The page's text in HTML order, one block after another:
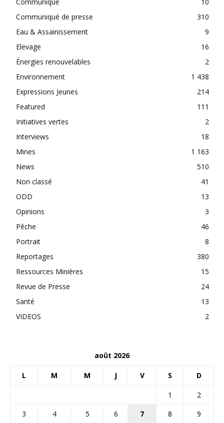
Communiqué de presse
310
Eau & Assainissement
9
Elevage
16
Énergies renouvelables
2
Environnement
1 438
Expressions Jeunes
214
Featured
111
Initiatives vertes
2
Interviews
18
Mines
1 163
News
510
Non classé
41
ODD
13
Opinions
3
Pêche
46
Portrait
8
Reportages
380
Ressources Minières
15
Revue de Presse
24
Santé
13
VIDEOS
2
août 2026
L M M J V S D
1
2
3
4 5 6 7 8
9